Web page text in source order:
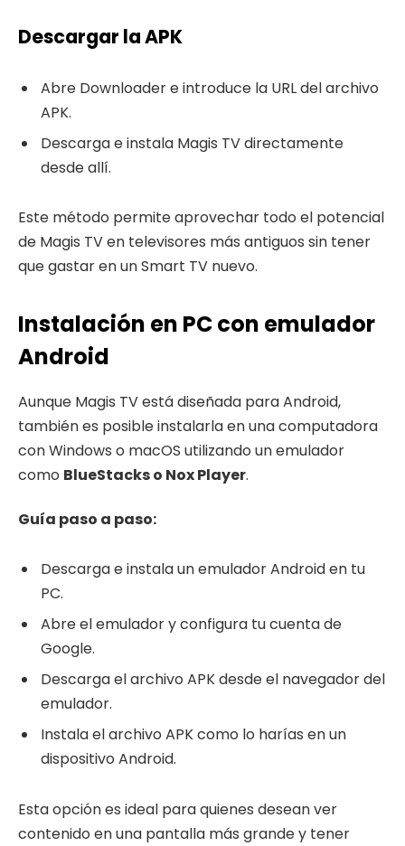
Descargar la APK
Abre Downloader e introduce la URL del archivo
APK.
Descarga e instala Magis TV directamente
desde allí.
Este método permite aprovechar todo el potencial
de Magis TV en televisores más antiguos sin tener
que gastar en un Smart TV nuevo.
Instalación en PC con emulador
Android
Aunque Magis TV está diseñada para Android,
también es posible instalarla en una computadora
con Windows o macOS utilizando un emulador
como BlueStacks o Nox Player.
Guía paso a paso:
Descarga e instala un emulador Android en tu
PC.
Abre el emulador y configura tu cuenta de
Google.
Descarga el archivo APK desde el navegador del
emulador.
Instala el archivo APK como lo harías en un
dispositivo Android.
Esta opción es ideal para quienes desean ver
contenido en una pantalla más grande y tener